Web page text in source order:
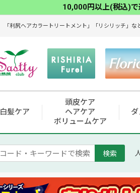
10,000円以上(税込)で
「利尻ヘアカラートリートメント」「リシリッチ」
白髪ケア
頭皮ケア
ヘアケア
ボリュームケア
検索